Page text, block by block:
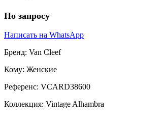
По запросу
Написать на WhatsApp
Бренд: Van Cleef
Кому: Женские
Референс: VCARD38600
Коллекция: Vintage Alhambra